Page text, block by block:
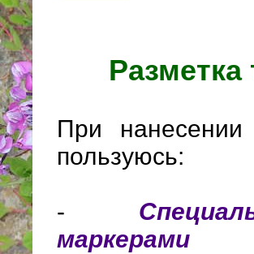
При
пользуюсь:
-
маркерами